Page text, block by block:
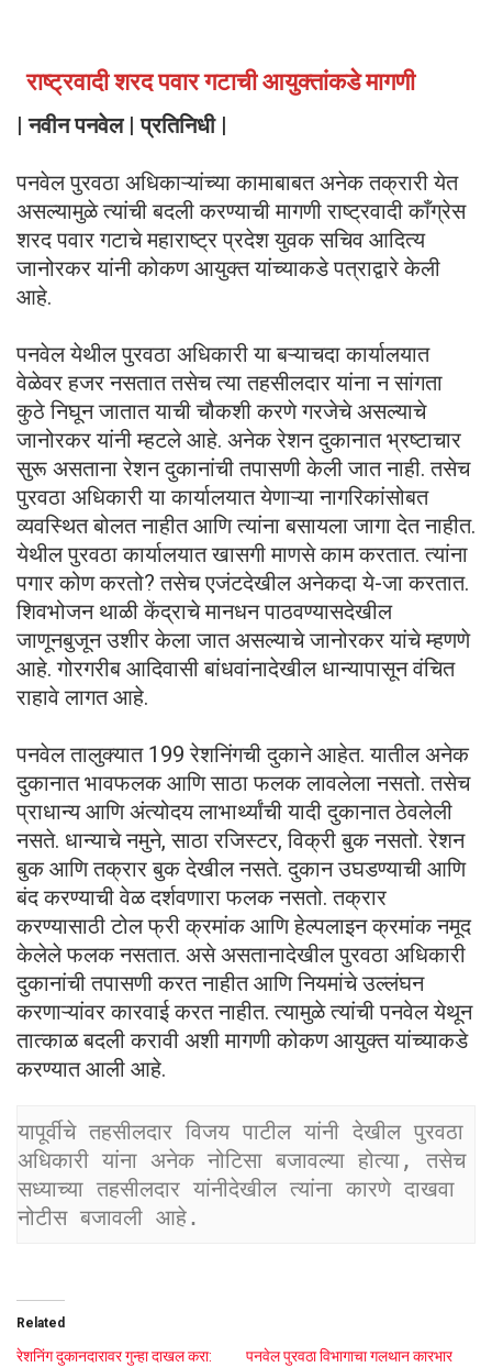
राष्ट्रवादी शरद पवार गटाची आयुक्तांकडे मागणी
| नवीन पनवेल | प्रतिनिधी |
पनवेल पुरवठा अधिकाऱ्यांच्या कामाबाबत अनेक तक्रारी येत
असल्यामुळे त्यांची बदली करण्याची मागणी राष्ट्रवादी काँग्रेस
शरद पवार गटाचे महाराष्ट्र प्रदेश युवक सचिव आदित्य
जानोरकर यांनी कोकण आयुक्त यांच्याकडे पत्राद्वारे केली
आहे.
पनवेल येथील पुरवठा अधिकारी या बऱ्याचदा कार्यालयात
वेळेवर हजर नसतात तसेच त्या तहसीलदार यांना न सांगता
कुठे निघून जातात याची चौकशी करणे गरजेचे असल्याचे
जानोरकर यांनी म्हटले आहे. अनेक रेशन दुकानात भ्रष्टाचार
सुरू असताना रेशन दुकानांची तपासणी केली जात नाही. तसेच
पुरवठा अधिकारी या कार्यालयात येणाऱ्या नागरिकांसोबत
व्यवस्थित बोलत नाहीत आणि त्यांना बसायला जागा देत नाहीत.
येथील पुरवठा कार्यालयात खासगी माणसे काम करतात. त्यांना
पगार कोण करतो? तसेच एजंटदेखील अनेकदा ये-जा करतात.
शिवभोजन थाळी केंद्राचे मानधन पाठवण्यासदेखील
जाणूनबुजून उशीर केला जात असल्याचे जानोरकर यांचे म्हणणे
आहे. गोरगरीब आदिवासी बांधवांनादेखील धान्यापासून वंचित
राहावे लागत आहे.
पनवेल तालुक्यात 199 रेशनिंगची दुकाने आहेत. यातील अनेक
दुकानात भावफलक आणि साठा फलक लावलेला नसतो. तसेच
प्राधान्य आणि अंत्योदय लाभार्थ्यांची यादी दुकानात ठेवलेली
नसते. धान्याचे नमुने, साठा रजिस्टर, विक्री बुक नसतो. रेशन
बुक आणि तक्रार बुक देखील नसते. दुकान उघडण्याची आणि
बंद करण्याची वेळ दर्शवणारा फलक नसतो. तक्रार
करण्यासाठी टोल फ्री क्रमांक आणि हेल्पलाइन क्रमांक नमूद
केलेले फलक नसतात. असे असतानादेखील पुरवठा अधिकारी
दुकानांची तपासणी करत नाहीत आणि नियमांचे उल्लंघन
करणाऱ्यांवर कारवाई करत नाहीत. त्यामुळे त्यांची पनवेल येथून
तात्काळ बदली करावी अशी मागणी कोकण आयुक्त यांच्याकडे
करण्यात आली आहे.
यापूर्वीचे तहसीलदार विजय पाटील यांनी देखील पुरवठा
अधिकारी यांना अनेक नोटिसा बजावल्या होत्या, तसेच
सध्याच्या तहसीलदार यांनीदेखील त्यांना कारणे दाखवा
नोटीस बजावली आहे.
Related
रेशनिंग दुकानदारावर गुन्हा दाखल करा:
पनवेल पुरवठा विभागाचा गलथान कारभार